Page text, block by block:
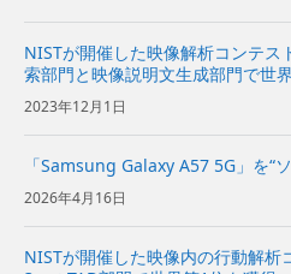
NISTが開催した映像解析コンテス
索部門と映像説明文生成部門で世
2023年12月1日
「Samsung Galaxy A57 5G」を“
2026年4月16日
NISTが開催した映像内の行動解